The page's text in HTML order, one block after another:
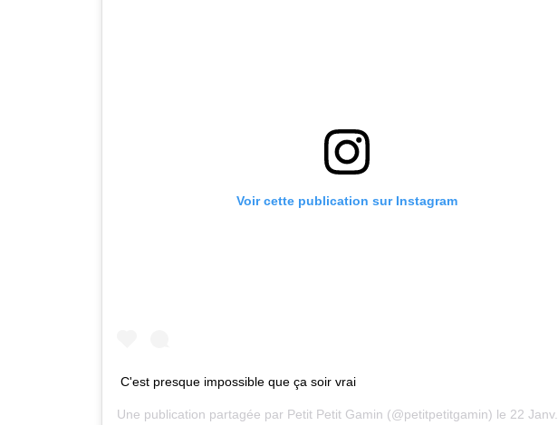
Voir cette publication sur Instagram
C'est presque impossible que ça soir vrai
Une publication partagée par Petit Petit Gamin (@petitpetitgamin) le 22 Janv. 2020 à 4 :04 PST